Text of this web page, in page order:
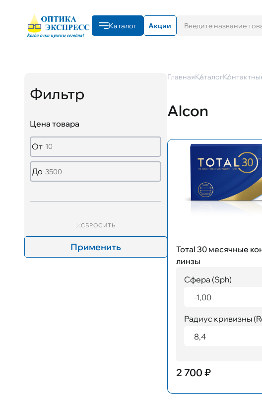
Каталог Акции
Фильтр
Цена товара
От
До
СБРОСИТЬ
Применить
ГлавнаяКаталог
Alcon
Тотаl 30 месячные
линзы
Сфера (Sph)
-1,00
Радиус кривизны
8,4
2 700 ₽